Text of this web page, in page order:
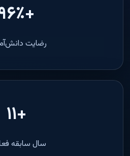
+۹۶٪
رضایت
+۱۱
سال سابقه